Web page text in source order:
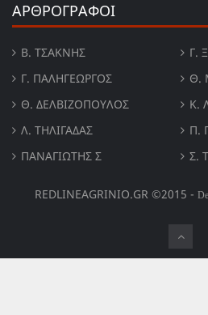
ΑΡΘΡΟΓΡΑΦΟΙ
Β. ΤΣΆΚΝΗΣ
Γ.
Γ. ΠΑΛΗΓΕΏΡΓΟΣ
Θ.
Θ. ΔΕΛΒΙΖΌΠΟΥΛΟΣ
Κ.
Λ. ΤΗΛΙΓΑΔΑΣ
Π.
ΠΑΝΑΓΙΏΤΗΣ Σ
Σ.
REDLINEAGRINIO.GR ©2015 -